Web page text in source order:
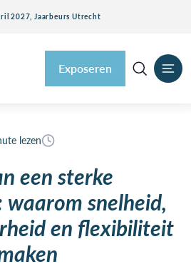
2027, Jaarbeurs Utrecht
Exposeren
lezen
een sterke
snelheid,
en flexibiliteit